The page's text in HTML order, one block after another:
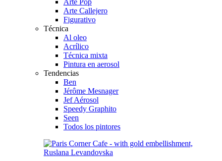
Arte Callejero
Figurativo
Técnica
Al oleo
Acrílico
Técnica mixta
Pintura en aerosol
Tendencias
Ben
Jérôme Mesnager
Jef Aérosol
Speedy Graphito
Seen
Todos los pintores